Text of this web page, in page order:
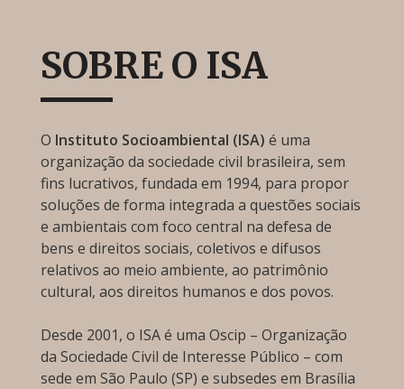
SOBRE O ISA
O Instituto Socioambiental (ISA) é uma
organização da sociedade civil brasileira, sem
fins lucrativos, fundada em 1994, para propor
soluções de forma integrada a questões sociais
e ambientais com foco central na defesa de
bens e direitos sociais, coletivos e difusos
relativos ao meio ambiente, ao patrimônio
cultural, aos direitos humanos e dos povos.
Desde 2001, o ISA é uma Oscip – Organização
da Sociedade Civil de Interesse Público – com
sede em São Paulo (SP) e subsedes em Brasília